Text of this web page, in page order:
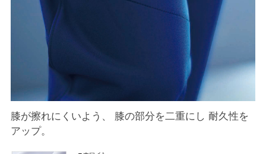
膝が擦れにくいよう、 膝の部分を二重にし 耐久性を
アップ。